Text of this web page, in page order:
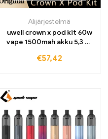
Alijärjestelmä
uwell crown x pod kit 60w
vape 1500mah akku 5,3 ml
ohm coil e savukkeen
€57,42